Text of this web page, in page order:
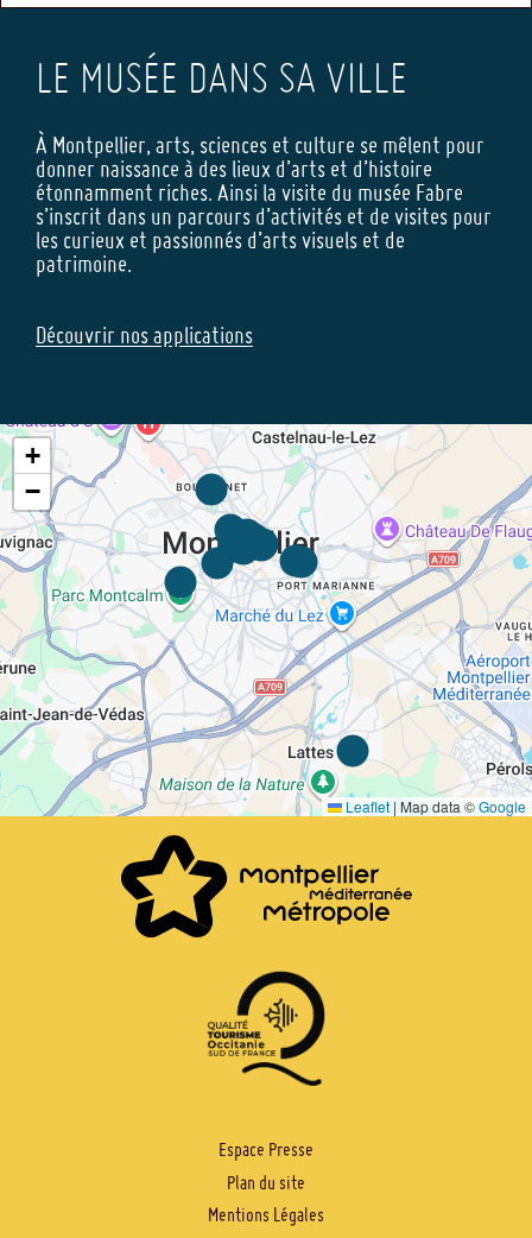
LE MUSÉE DANS SA VILLE
À Montpellier, arts, sciences et culture se mêlent pour
donner naissance à des lieux d’arts et d’histoire
étonnamment riches. Ainsi la visite du musée Fabre
s’inscrit dans un parcours d’activités et de visites pour
les curieux et passionnés d’arts visuels et de
patrimoine.
Découvrir nos applications
+
−
Leaflet | Map data ©Google
Espace Presse
Plan du site
Mentions Légales